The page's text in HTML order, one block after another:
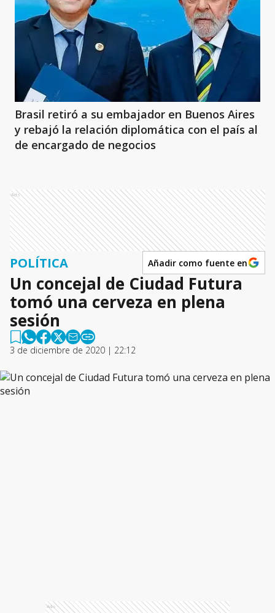
Brasil retiró a su embajador en Buenos Aires
y rebajó la relación diplomática con el país al
de encargado de negocios
Ads
POLÍTICA Añadir como fuente en
Un concejal de Ciudad Futura
tomó una cerveza en plena
sesión
3 de diciembre de 2020 | 22:12
Ads